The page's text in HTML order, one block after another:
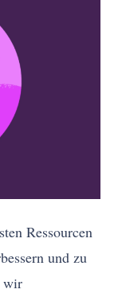
Ressourcen
und zu
wir